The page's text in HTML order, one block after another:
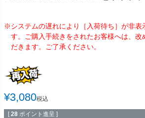
※システムの遅れにより［入荷待ち］が非表
す。ご購入手続きをされたお客様へは、改
だきます。ご了承ください。
¥3,080税込
[ 28 ポイント進呈 ]